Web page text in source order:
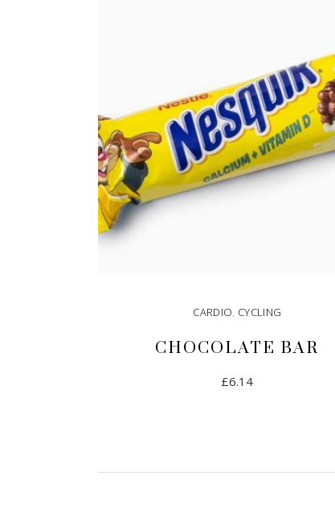
CARDIO, CYCLING
CHOCOLATE BAR
£6.14